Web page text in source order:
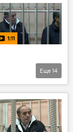
1:11
Еще 14